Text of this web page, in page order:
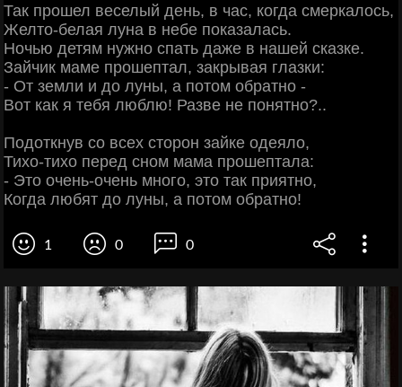
Так прошел веселый день, в час, когда смеркалось,
Желто-белая луна в небе показалась.
Ночью детям нужно спать даже в нашей сказке.
Зайчик маме прошептал, закрывая глазки:
- От земли и до луны, а потом обратно -
Вот как я тебя люблю! Разве не понятно?..
Подоткнув со всех сторон зайке одеяло,
Тихо-тихо перед сном мама прошептала:
- Это очень-очень много, это так приятно,
Когда любят до луны, а потом обратно!
1 0 0